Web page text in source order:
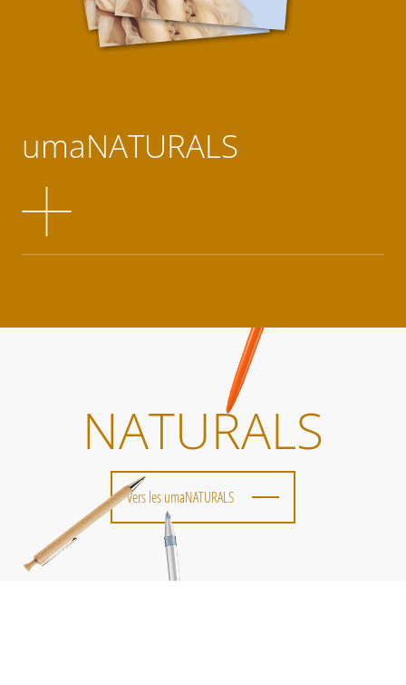
umaNATURALS
NATURALS
Vers les umaNATURALS